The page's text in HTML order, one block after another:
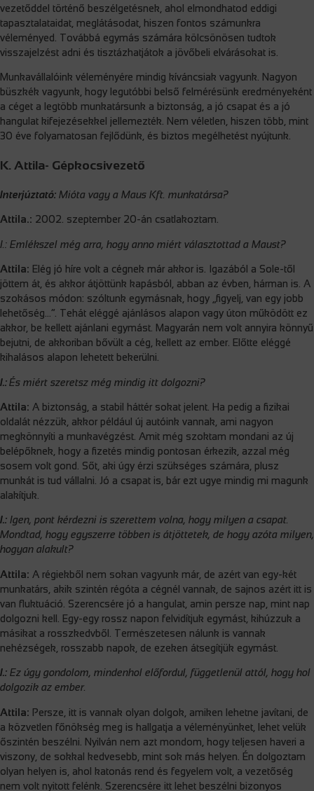
vezetőddel történő beszélgetésnek, ahol elmondhatod eddigi
tapasztalataidat, meglátásodat, hiszen fontos számunkra
véleményed. Továbbá egymás számára kölcsönösen tudtok
visszajelzést adni és tisztázhatjátok a jövőbeli elvárásokat is.
Munkavállalóink véleményére mindig kíváncsiak vagyunk. Nagyon
büszkék vagyunk, hogy legutóbbi belső felmérésünk eredményeként
a céget a legtöbb munkatársunk a biztonság, a jó csapat és a jó
hangulat kifejezésekkel jellemezték. Nem véletlen, hiszen több, mint
30 éve folyamatosan fejlődünk, és biztos megélhetést nyújtunk.
K. Attila- Gépkocsivezető
Interjúztató: Mióta vagy a Maus Kft. munkatársa?
Attila.: 2002. szeptember 20-án csatlakoztam.
I.: Emlékszel még arra, hogy anno miért választottad a Maust?
Attila: Elég jó híre volt a cégnek már akkor is. Igazából a Sole-től
jöttem át, és akkor átjöttünk kapásból, abban az évben, hárman is. A
szokásos módon: szóltunk egymásnak, hogy „figyelj, van egy jobb
lehetőség…”. Tehát eléggé ajánlásos alapon vagy úton működött ez
akkor, be kellett ajánlani egymást. Magyarán nem volt annyira könnyű
bejutni, de akkoriban bővült a cég, kellett az ember. Előtte eléggé
kihalásos alapon lehetett bekerülni.
I.:És miért szeretsz még mindig itt dolgozni?
Attila: A biztonság, a stabil háttér sokat jelent. Ha pedig a fizikai
oldalát nézzük, akkor például új autóink vannak, ami nagyon
megkönnyíti a munkavégzést. Amit még szoktam mondani az új
belépőknek, hogy a fizetés mindig pontosan érkezik, azzal még
sosem volt gond. Sőt, aki úgy érzi szükséges számára, plusz
munkát is tud vállalni. Jó a csapat is, bár ezt ugye mindig mi magunk
alakítjuk.
I.: Igen, pont kérdezni is szerettem volna, hogy milyen a csapat.
Mondtad, hogy egyszerre többen is átjöttetek, de hogy azóta milyen,
hogyan alakult?
Attila: A régiekből nem sokan vagyunk már, de azért van egy-két
munkatárs, akik szintén régóta a cégnél vannak, de sajnos azért itt is
van fluktuáció. Szerencsére jó a hangulat, amin persze nap, mint nap
dolgozni kell. Egy-egy rossz napon felvidítjuk egymást, kihúzzuk a
másikat a rosszkedvből. Természetesen nálunk is vannak
nehézségek, rosszabb napok, de ezeken átsegítjük egymást.
I.: Ez úgy gondolom, mindenhol előfordul, függetlenül attól, hogy hol
dolgozik az ember.
Attila: Persze, itt is vannak olyan dolgok, amiken lehetne javítani, de
a közvetlen főnökség meg is hallgatja a véleményünket, lehet velük
őszintén beszélni. Nyilván nem azt mondom, hogy teljesen haveri a
viszony, de sokkal kedvesebb, mint sok más helyen. Én dolgoztam
olyan helyen is, ahol katonás rend és fegyelem volt, a vezetőség
nem volt nyitott felénk. Szerencsére itt lehet beszélni bizonyos